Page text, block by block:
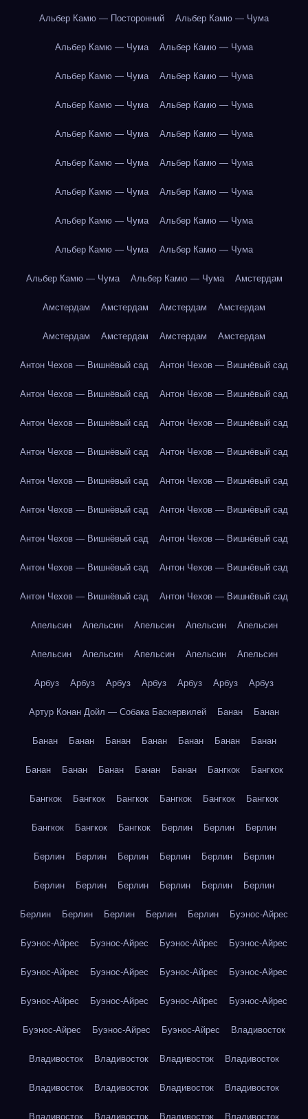
Альбер Камю — Посторонний Альбер Камю — Чума
Альбер Камю — Чума Альбер Камю — Чума
Альбер Камю — Чума Альбер Камю — Чума
Альбер Камю — Чума Альбер Камю — Чума
Альбер Камю — Чума Альбер Камю — Чума
Альбер Камю — Чума Альбер Камю — Чума
Альбер Камю — Чума Альбер Камю — Чума
Альбер Камю — Чума Альбер Камю — Чума
Альбер Камю — Чума Альбер Камю — Чума
Альбер Камю — Чума Альбер Камю — Чума Амстердам
Амстердам Амстердам Амстердам Амстердам
Амстердам Амстердам Амстердам Амстердам
Антон Чехов — Вишнёвый сад Антон Чехов — Вишнёвый сад
Антон Чехов — Вишнёвый сад Антон Чехов — Вишнёвый сад
Антон Чехов — Вишнёвый сад Антон Чехов — Вишнёвый сад
Антон Чехов — Вишнёвый сад Антон Чехов — Вишнёвый сад
Антон Чехов — Вишнёвый сад Антон Чехов — Вишнёвый сад
Антон Чехов — Вишнёвый сад Антон Чехов — Вишнёвый сад
Антон Чехов — Вишнёвый сад Антон Чехов — Вишнёвый сад
Антон Чехов — Вишнёвый сад Антон Чехов — Вишнёвый сад
Антон Чехов — Вишнёвый сад Антон Чехов — Вишнёвый сад
Апельсин Апельсин Апельсин Апельсин Апельсин
Апельсин Апельсин Апельсин Апельсин Апельсин
Арбуз Арбуз Арбуз Арбуз Арбуз Арбуз Арбуз
Артур Конан Дойл — Собака Баскервилей Банан Банан
Банан Банан Банан Банан Банан Банан Банан
Банан Банан Банан Банан Банан Бангкок Бангкок
Бангкок Бангкок Бангкок Бангкок Бангкок Бангкок
Бангкок Бангкок Бангкок Берлин Берлин Берлин
Берлин Берлин Берлин Берлин Берлин Берлин
Берлин Берлин Берлин Берлин Берлин Берлин
Берлин Берлин Берлин Берлин Берлин Буэнос-Айрес
Буэнос-Айрес Буэнос-Айрес Буэнос-Айрес Буэнос-Айрес
Буэнос-Айрес Буэнос-Айрес Буэнос-Айрес Буэнос-Айрес
Буэнос-Айрес Буэнос-Айрес Буэнос-Айрес Буэнос-Айрес
Буэнос-Айрес Буэнос-Айрес Буэнос-Айрес Владивосток
Владивосток Владивосток Владивосток Владивосток
Владивосток Владивосток Владивосток Владивосток
Владивосток Владивосток Владивосток Владивосток